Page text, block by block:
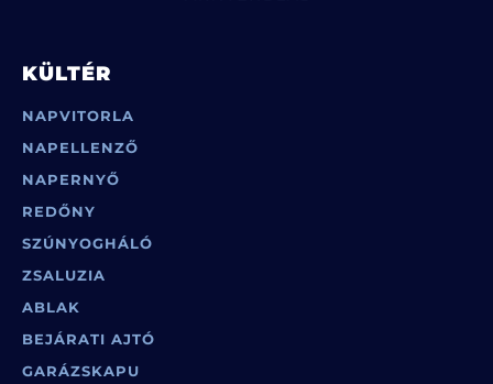
KÜLTÉR
NAPVITORLA
NAPELLENZŐ
NAPERNYŐ
REDŐNY
SZÚNYOGHÁLÓ
ZSALUZIA
ABLAK
BEJÁRATI AJTÓ
GARÁZSKAPU